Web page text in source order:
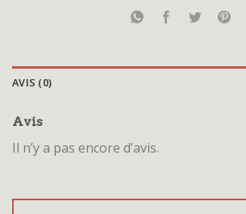
AVIS (0)
Avis
Il n’y a pas encore d’avis.